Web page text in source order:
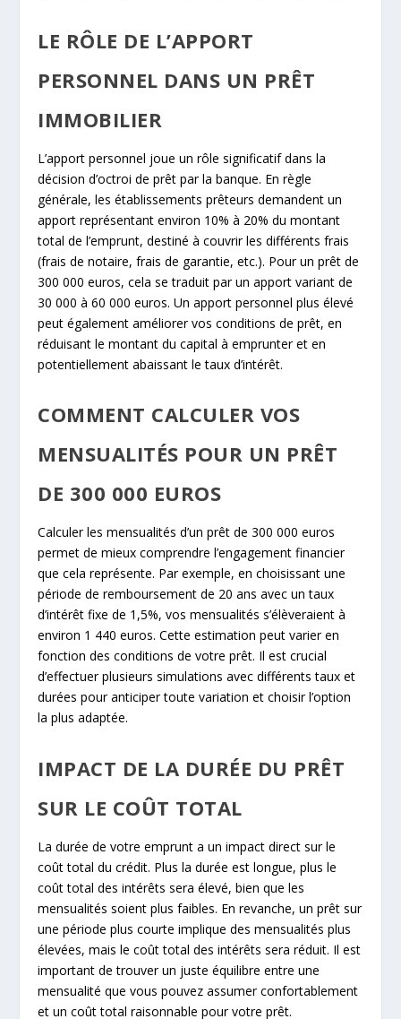
LE RÔLE DE L’APPORT
PERSONNEL DANS UN PRÊT
IMMOBILIER
L’apport personnel joue un rôle significatif dans la
décision d’octroi de prêt par la banque. En règle
générale, les établissements prêteurs demandent un
apport représentant environ 10% à 20% du montant
total de l’emprunt, destiné à couvrir les différents frais
(frais de notaire, frais de garantie, etc.). Pour un prêt de
300 000 euros, cela se traduit par un apport variant de
30 000 à 60 000 euros. Un apport personnel plus élevé
peut également améliorer vos conditions de prêt, en
réduisant le montant du capital à emprunter et en
potentiellement abaissant le taux d’intérêt.
COMMENT CALCULER VOS
MENSUALITÉS POUR UN PRÊT
DE 300 000 EUROS
Calculer les mensualités d’un prêt de 300 000 euros
permet de mieux comprendre l’engagement financier
que cela représente. Par exemple, en choisissant une
période de remboursement de 20 ans avec un taux
d’intérêt fixe de 1,5%, vos mensualités s’élèveraient à
environ 1 440 euros. Cette estimation peut varier en
fonction des conditions de votre prêt. Il est crucial
d’effectuer plusieurs simulations avec différents taux et
durées pour anticiper toute variation et choisir l’option
la plus adaptée.
IMPACT DE LA DURÉE DU PRÊT
SUR LE COÛT TOTAL
La durée de votre emprunt a un impact direct sur le
coût total du crédit. Plus la durée est longue, plus le
coût total des intérêts sera élevé, bien que les
mensualités soient plus faibles. En revanche, un prêt sur
une période plus courte implique des mensualités plus
élevées, mais le coût total des intérêts sera réduit. Il est
important de trouver un juste équilibre entre une
mensualité que vous pouvez assumer confortablement
et un coût total raisonnable pour votre prêt.